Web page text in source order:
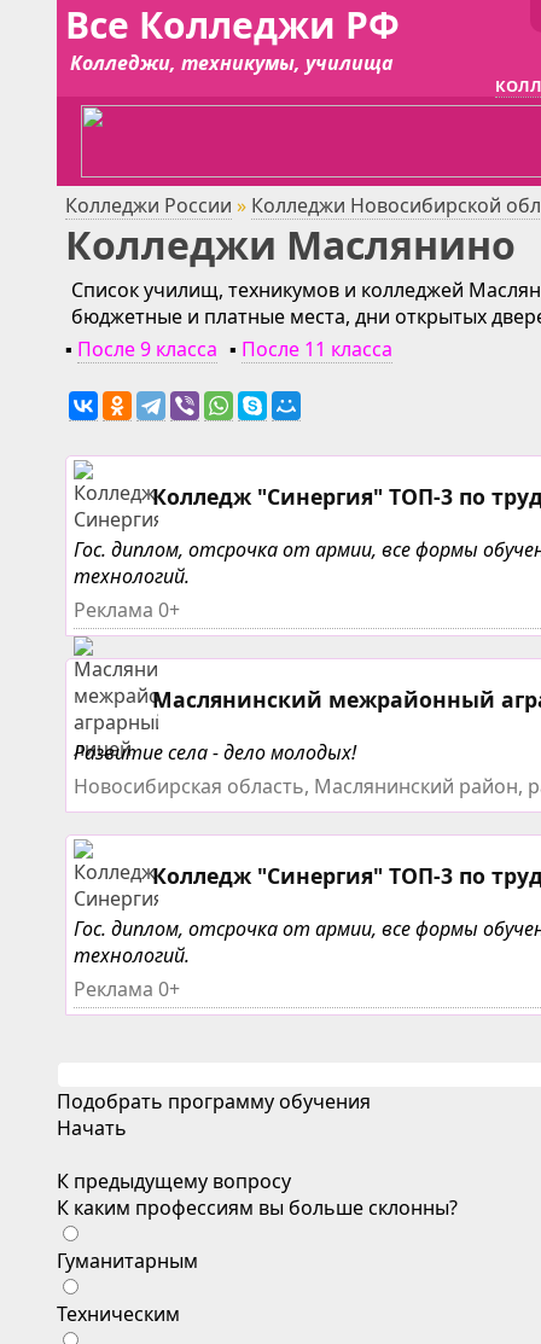
Все Колледжи РФ
Колледжи, техникумы, училища
Колледжи России » Колледжи Новосибирской
Колледжи Маслянино
Список училищ, техникумов и колледжей
бюджетные и платные места, дни открытых
▪ После 9 класса ▪ После 11 класса
Колледж "Синергия" ТОП-3 по
Гос. диплом, отсрочка от армии, все формы
технологий.
Реклама 0+
Маслянинский межрайонный
Развитие села - дело молодых!
Новосибирская область, Маслянинский район,
Колледж "Синергия" ТОП-3 по
Гос. диплом, отсрочка от армии, все формы
технологий.
Реклама 0+
Подобрать программу обучения
Начать
К предыдущему вопросу
К каким профессиям вы больше склонны?
Гуманитарным
Техническим